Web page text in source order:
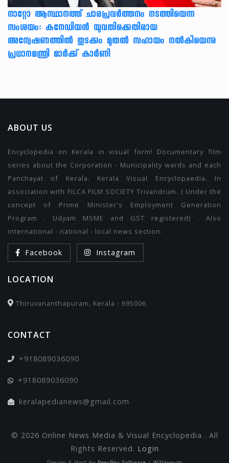
നാറ്റോ ആസ്ഥാനത്ത് ചാരപ്രവര്‍ത്തനം നടത്തിയെന്ന
സംശയം: കനേഡിയന്‍ യുവതിക്കെതിരായ
അന്വേഷണത്തില്‍ തുടക്കം മുതല്‍ സഹായം നല്‍കിയെന്നു
പ്രധാനമന്ത്രി മാര്‍ക്ക് കാര്‍ണി
ABOUT US
Encyclopedia on Kerala in visual form! Documentary film
series about the Corporation - Municipality wards and each
Panchayat of Kerala. Kerala Visual Encyclopaedia. In
association with FILCA FILM SOCIETY Trivandrum. ( Under the
concept of Prime Minister's Employment Generation
Program . Udyam MSME and GST registered) . Also
international - national - local news section.
Facebook Instagram
LOCATION
Thiruvananthapuram, Kerala - 695006
CONTACT
+918089036090
+918089036090
keralapedianews@gmail.com
© 2026 Online News Media & Visual Encyclopedia . All
Rights Reserved. Login